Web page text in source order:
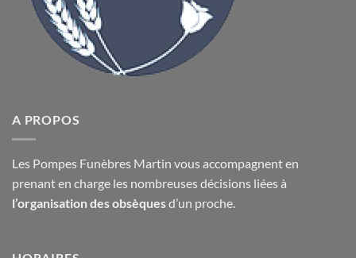
A PROPOS
Les Pompes Funèbres Martin vous accompagnent en
prenant en charge les nombreuses décisions liées à
l’organisation des obsèquesd’un proche.